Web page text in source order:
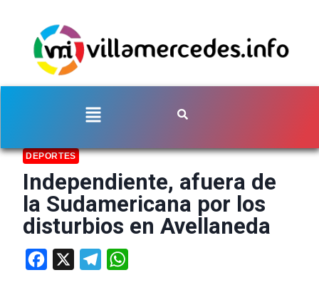
DEPORTES
Independiente, afuera de
la Sudamericana por los
disturbios en Avellaneda
Facebook Telegram